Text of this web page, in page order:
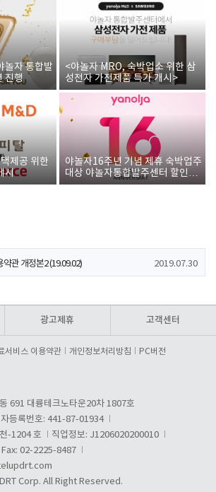
놀자 통합발
진행
<야놀자 MRO, 숙박업소 위한 삼
성전자 가전제품 특가 개시>
제공 위한
시
야놀자16주년 기념 제휴 숙박업주
대상 야놀자통합발주센터 할인쿠
폰 증정
개정본1 (19.09.02)
관 개정본2 (19.09.02) 2019.07.30
광고제휴 고객센터
서비스 이용약관 개인정보처리방침 PC버전
691 대륭테크노타운20차 1807호
자등록번호: 441-87-01934
-1204 호
직업정보: J1206020200010
Fax: 02-2225-8487
Corp. All Right Reserved.